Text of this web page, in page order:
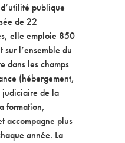
publique
de 22
elle emploie 850
l’ensemble du
les champs
(hébergement,
judiciaire de la
formation,
accompagne plus
année. La